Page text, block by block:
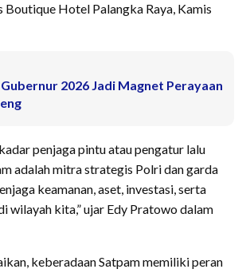
Boutique Hotel Palangka Raya, Kamis
2026 Jadi Magnet Perayaan
penjaga pintu atau pengatur lalu
adalah mitra strategis Polri dan garda
keamanan, aset, investasi, serta
wilayah kita,” ujar Edy Pratowo dalam
keberadaan Satpam memiliki peran